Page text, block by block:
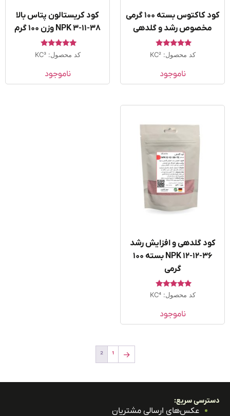
کود کاکتوس بسته ۱۰۰ گرمی
مخصوص رشد و گلدهی
امتیاز
5.00
کد محصول: KC2
ناموجود
کود کریستالون پتاس بالا
NPK 3-11-38 وزن ۱۰۰ گرم
امتیاز
5.00
کد محصول: KC3
ناموجود
گلدهی و افزایش رشد
NPK 12-12-36 بسته ۱۰۰
گرمی
امتیاز
5.00
کد محصول: KC4
ناموجود
1
سریع:
عکس‌های ارسالی مشتریان